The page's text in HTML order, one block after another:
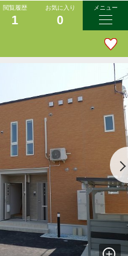
閲覧履歴
1
お気に入り
0
メニュー